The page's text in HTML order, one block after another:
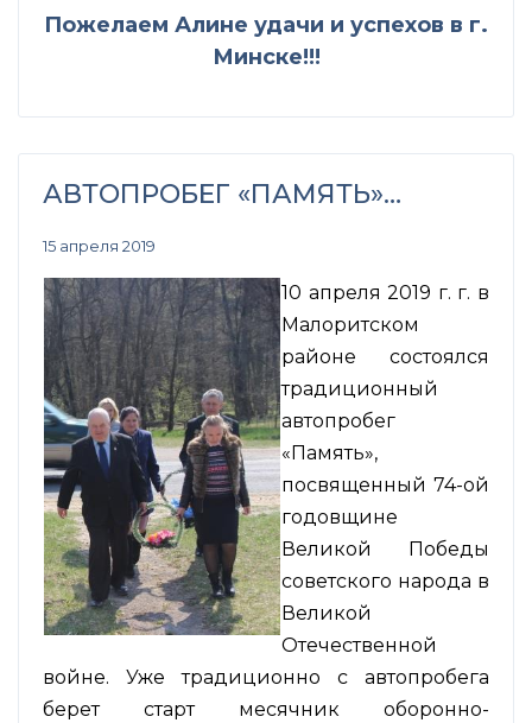
Пожелаем Алине удачи и успехов в г.
Минске!!!
АВТОПРОБЕГ «ПАМЯТЬ»…
15 апреля 2019
10 апреля 2019 г. г. в
Малоритском
районе состоялся
традиционный
автопробег
«Память»,
посвященный 74-ой
годовщине
Великой Победы
советского народа в
Великой
Отечественной
войне. Уже традиционно с автопробега
берет старт месячник оборонно-